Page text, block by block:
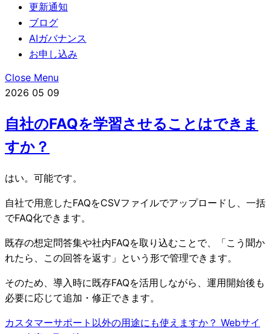
更新通知
ブログ
AIガバナンス
お申し込み
Close Menu
2026 05 09
自社のFAQを学習させることはできま
すか？
はい。可能です。
自社で用意したFAQをCSVファイルでアップロードし、一括
でFAQ化できます。
既存の想定問答集や社内FAQを取り込むことで、「こう聞か
れたら、この回答を返す」という形で管理できます。
そのため、導入時に既存FAQを活用しながら、運用開始後も
必要に応じて追加・修正できます。
カスタマーサポート以外の用途にも使えますか？ Webサイ